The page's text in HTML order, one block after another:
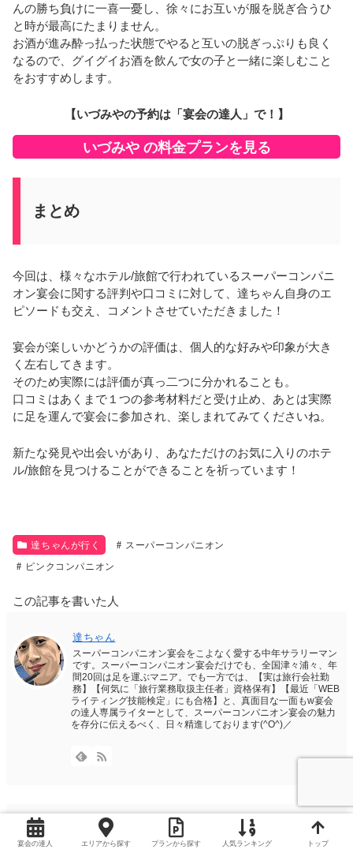
んの勝ち負けに一喜一憂し、徐々にお互いが服を脱ぎ合うひ
と時が最高にたまりません。
お酒が進み酔っ払った状態でやると互いの脱ぎっぷりも良く
なるので、グイグイお酒を飲んで女の子と一緒に楽しむこと
をおすすめします。
【いづみやの予約は「宴会の達人」で！】
いづみや の料金プランを見る
まとめ
今回は、様々なホテル/旅館で行われているスーパーコンパニ
オン宴会に関する評判や口コミに対して、達ちゃん自身のエ
ピソードも交え、コメントさせていただきました！
宴会が楽しいかどうかの評価は、個人的な好みや印象が大き
く左右してきます。
そのため実際には評価が真っ二つに分かれることも。
口コミはあくまで１つの参考材料だと受け止め、あとは実際
に足を運んで宴会に参加され、楽しまれてみてくださいね。
新たな発見や出会いがあり、あなただけのお気に入りのホテ
ル/旅館を見つけることができることを祈っています！
達ちゃんが行く
スーパーコンパニオン
ピンクコンパニオン
この記事を書いた人
達ちゃん
スーパーコンパニオン宴会をこよなく愛する中年サラリーマン
です。スーパーコンパニオン宴会だけでも、全国津々浦々、年
間20回は足を運ぶマニア。でも一方では、【実は旅行会社勤
務】【何気に「旅行業務取扱主任者」資格保有】【最近「WEB
ライティング技能検定」にも合格】と、真面目な一面もw宴会
の達人専属ライターとして、スーパーコンパニオン宴会の魅力
を存分に伝えるべく、日々精進しております(^O^)／
＼ 良かったらシェアしてください ／
宴会の達人 エリアから探す プランから探す 人気ランキング トップ